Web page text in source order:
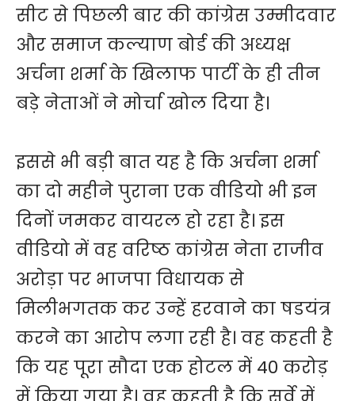
सीट से पिछली बार की कांग्रेस उम्मीदवार
और समाज कल्याण बोर्ड की अध्यक्ष
अर्चना शर्मा के खिलाफ पार्टी के ही तीन
बड़े नेताओं ने मोर्चा खोल दिया है।
इससे भी बड़ी बात यह है कि अर्चना शर्मा
का दो महीने पुराना एक वीडियो भी इन
दिनों जमकर वायरल हो रहा है। इस
वीडियो में वह वरिष्ठ कांग्रेस नेता राजीव
अरोड़ा पर भाजपा विधायक से
मिलीभगतक कर उन्हें हरवाने का षडयंत्र
करने का आरोप लगा रही है। वह कहती है
कि यह पूरा सौदा एक होटल में 40 करोड़